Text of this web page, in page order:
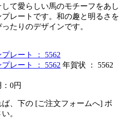
て愛らしい馬のモチーフをあし
レートです。和の趣と明るさを
たりのデザインです。
年賀状 ： 5562
0円
、下の [ご注文フォームへ] ボ
。